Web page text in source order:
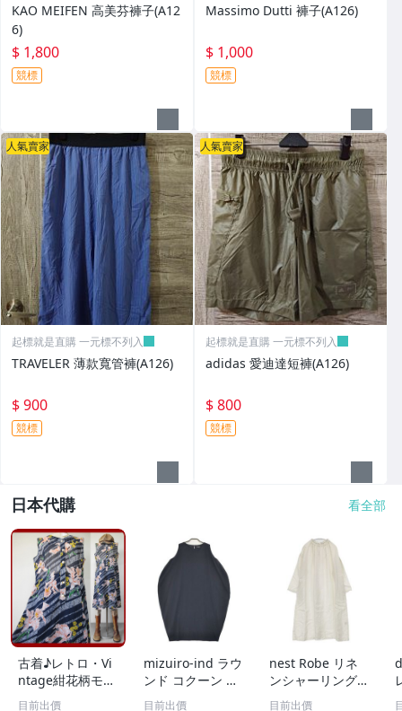
KAO MEIFEN 高美芬褲子(A12
6)
$ 1,800
競標
Massimo Dutti 褲子(A126)
$ 1,000
競標
人氣賣家
起標就是直購 一元標不列入
TRAVELER 薄款寬管褲(A126)
$ 900
競標
人氣賣家
起標就是直購 一元標不列入
adidas 愛迪達短褲(A126)
$ 800
競標
日本代購 看全部
古着♪レトロ・Vi
ntage紺花柄モッ
ズワンピ♪70s60s
目前出價
mizuiro-ind ラウ
ンド コクーン ノ
ースリーブ ワン
目前出價
nest Robe リネ
ンシャーリングネ
ックワンピース 0
目前出價